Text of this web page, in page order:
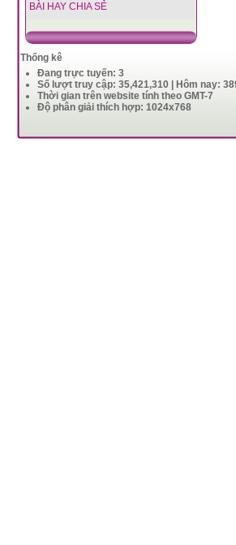
BÀI HAY CHIA SẺ
Thống kê
Đang trực tuyến: 3
Số lượt truy cập: 35,421,310 | Hôm nay:
Thời gian trên website tính theo GMT-7
Độ phân giải thích hợp: 1024x768